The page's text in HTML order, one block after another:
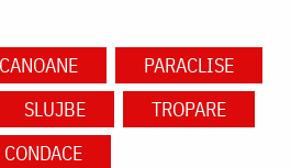
CANOANE
PARACLISE
SLUJBE
TROPARE
CONDACE